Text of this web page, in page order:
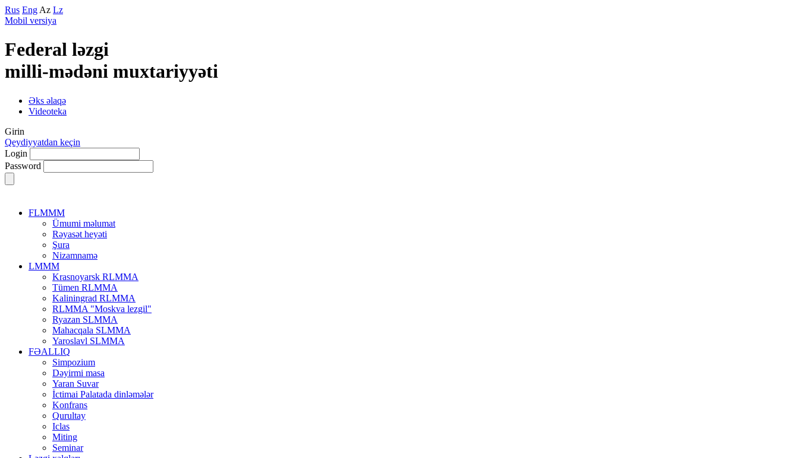
Rus Eng Az Lz
Mobil versiya
Federal lәzgi
milli-mәdәni muxtariyyәti
Əks əlaqə
Videoteka
Girin
Qeydiyyatdan keçin
Login
Password
FLMMM
Ümumi məlumat
Rəyasət heyəti
Şura
Nizamnamə
LMMM
Krasnoyarsk RLMMA
Tümen RLMMA
Kaliningrad RLMMA
RLMMA "Moskva lezgil"
Ryazan SLMMA
Mahacqala SLMMA
Yaroslavl SLMMA
FƏALLIQ
Simpozium
Dəyirmi masa
Yaran Suvar
İctimai Palatada dinləmələr
Konfrans
Qurultay
Iclas
Miting
Seminar